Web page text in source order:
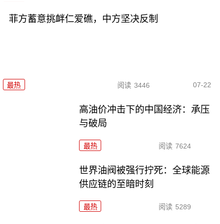
菲方蓄意挑衅仁爱礁，中方坚决反制
最热 阅读 3446 07-22
高油价冲击下的中国经济：承压
与破局
最热 阅读 7624
世界油阀被强行拧死：全球能源
供应链的至暗时刻
最热 阅读 5289